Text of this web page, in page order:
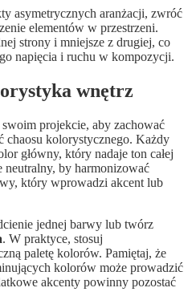
asymetrycznych aranżacji, zwróć
elementów w przestrzeni.
strony i mniejsze z drugiej, co
napięcia i ruchu w kompozycji.
wnętrz
projekcie, aby zachować
chaosu kolorystycznego. Każdy
główny, który nadaje ton całej
by harmonizować
który wprowadzi akcent lub
jednej barwy lub twórz
. W praktyce, stosuj
paletę kolorów. Pamiętaj, że
kolorów może prowadzić
akcenty powinny pozostać